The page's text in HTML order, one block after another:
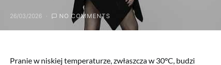
26/03/2026 NO COMMENTS
Pranie w niskiej temperaturze, zwłaszcza w 30°C, budzi